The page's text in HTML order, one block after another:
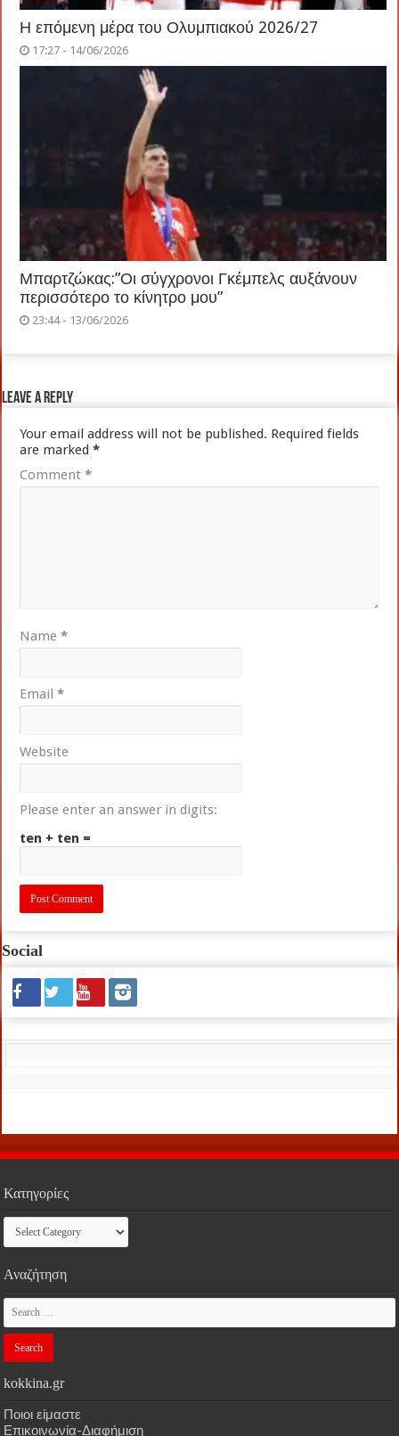
Η επόμενη μέρα του Ολυμπιακού 2026/27
17:27 - 14/06/2026
Μπαρτζώκας:”Οι σύγχρονοι Γκέμπελς αυξάνουν
περισσότερο το κίνητρο μου”
23:44 - 13/06/2026
Leave a Reply
Your email address will not be published. Required fields
are marked*
Comment*
Name*
Email*
Website
Please enter an answer in digits:
ten + ten =
Social
Κατηγορίες
Κατηγορίες
Αναζήτηση
kokkina.gr
Ποιοι είμαστε
Επικοινωνία-Διαφήμιση